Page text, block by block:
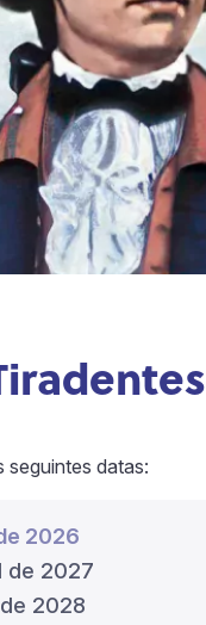
seguintes datas:
2026
de 2027
2028